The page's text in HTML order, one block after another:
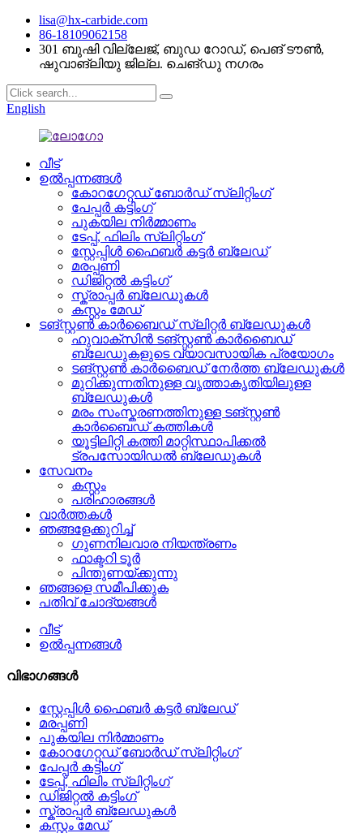
lisa@hx-carbide.com
86-18109062158
301 ബുഷി വില്ലേജ്, ബുഡ റോഡ്, പെങ് ടൗൺ,
ഷുവാങ്ലിയു ജില്ല. ചെങ്ഡു നഗരം
English
വീട്
ഉൽപ്പന്നങ്ങൾ
കോറഗേറ്റഡ് ബോർഡ് സ്ലിറ്റിംഗ്
പേപ്പർ കട്ടിംഗ്
പുകയില നിർമ്മാണം
ടേപ്പ്, ഫിലിം സ്ലിറ്റിംഗ്
സ്റ്റേപ്പിൾ ഫൈബർ കട്ടർ ബ്ലേഡ്
മരപ്പണി
ഡിജിറ്റൽ കട്ടിംഗ്
സ്ക്രാപ്പർ ബ്ലേഡുകൾ
കസ്റ്റം മേഡ്
ടങ്സ്റ്റൺ കാർബൈഡ് സ്ലിറ്റർ ബ്ലേഡുകൾ
ഹുവാക്സിൻ ടങ്സ്റ്റൺ കാർബൈഡ്
ബ്ലേഡുകളുടെ വ്യാവസായിക പ്രയോഗം
ടങ്സ്റ്റൺ കാർബൈഡ് നേർത്ത ബ്ലേഡുകൾ
മുറിക്കുന്നതിനുള്ള വൃത്താകൃതിയിലുള്ള
ബ്ലേഡുകൾ
മരം സംസ്കരണത്തിനുള്ള ടങ്സ്റ്റൺ
കാർബൈഡ് കത്തികൾ
യൂട്ടിലിറ്റി കത്തി മാറ്റിസ്ഥാപിക്കൽ
ട്രപസോയിഡൽ ബ്ലേഡുകൾ
സേവനം
കസ്റ്റം
പരിഹാരങ്ങൾ
വാർത്തകൾ
ഞങ്ങളേക്കുറിച്ച്
ഗുണനിലവാര നിയന്ത്രണം
ഫാക്ടറി ടൂർ
പിന്തുണയ്ക്കുന്നു
ഞങ്ങളെ സമീപിക്കുക
പതിവ് ചോദ്യങ്ങൾ
വീട്
ഉൽപ്പന്നങ്ങൾ
വിഭാഗങ്ങൾ
സ്റ്റേപ്പിൾ ഫൈബർ കട്ടർ ബ്ലേഡ്
മരപ്പണി
പുകയില നിർമ്മാണം
കോറഗേറ്റഡ് ബോർഡ് സ്ലിറ്റിംഗ്
പേപ്പർ കട്ടിംഗ്
ടേപ്പ്, ഫിലിം സ്ലിറ്റിംഗ്
ഡിജിറ്റൽ കട്ടിംഗ്
സ്ക്രാപ്പർ ബ്ലേഡുകൾ
കസ്റ്റം മേഡ്